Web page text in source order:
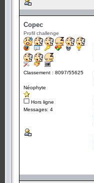
Copec
Profil challenge
Classement : 8097/55625
Néophyte
Hors ligne
Messages: 4